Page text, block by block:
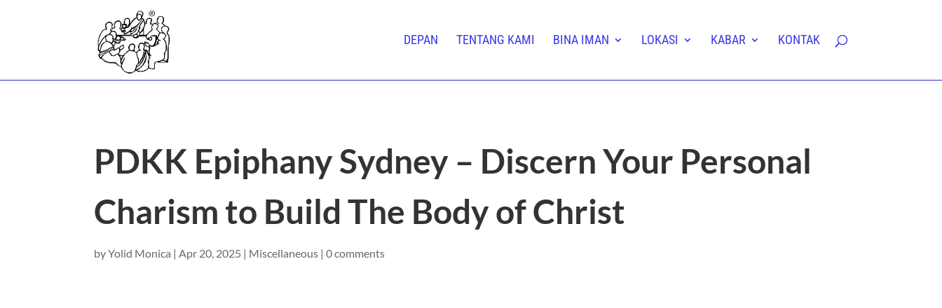
DEPAN TENTANG KAMI BINA IMAN LOKASI KABAR KONTAK
PDKK Epiphany Sydney – Discern Your Personal
Charism to Build The Body of Christ
byYolid Monica | Apr 20, 2025 | Miscellaneous |0 comments